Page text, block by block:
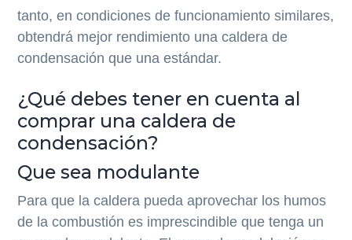
tanto, en condiciones de funcionamiento similares,
obtendrá mejor rendimiento una caldera de
condensación que una estándar.
¿Qué debes tener en cuenta al
comprar una caldera de
condensación?
Que sea modulante
Para que la caldera pueda aprovechar los humos
de la combustión es imprescindible que tenga un